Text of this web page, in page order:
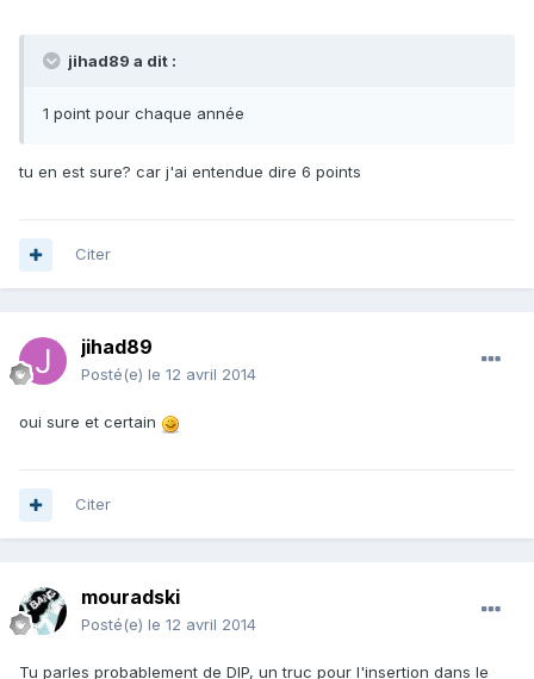
jihad89 a dit :
1 point pour chaque année
tu en est sure? car j'ai entendue dire 6 points
Citer
jihad89
Posté(e) le 12 avril 2014
oui sure et certain
Citer
mouradski
Posté(e) le 12 avril 2014
Tu parles probablement de DIP, un truc pour l'insertion dans le